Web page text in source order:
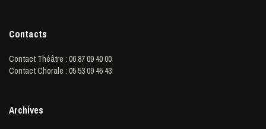
Contacts
Contact Théâtre : 06 87 09 40 00
Contact Chorale : 05 53 09 45 43
Archives